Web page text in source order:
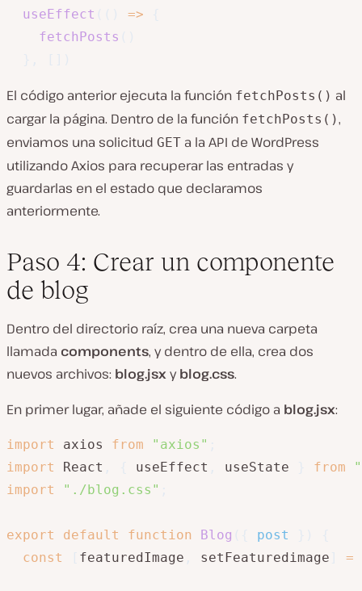
useEffect
=>
fetchPosts
El código anterior ejecuta la función fetchPosts() al
cargar la página. Dentro de la función fetchPosts(),
enviamos una solicitud GET a la API de WordPress
utilizando Axios para recuperar las entradas y
guardarlas en el estado que declaramos
anteriormente.
Paso 4: Crear un componente
de blog
Dentro del directorio raíz, crea una nueva carpeta
llamada components, y dentro de ella, crea dos
nuevos archivos: blog.jsxyblog.css.
En primer lugar, añade el siguiente código a blog.jsx:
import axios from "axios"
import
React useEffect useState from
import
"./blog.css"
export default function Blog post
const
featuredImage setFeaturedimage =